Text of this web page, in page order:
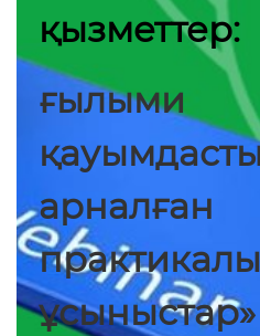
қызметтер:
ғылыми
арналған
ұсыныстар»